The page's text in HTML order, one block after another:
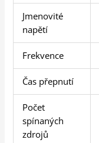
Jmenovité
napětí
Frekvence
Čas přepnutí
Počet
spínaných
zdrojů